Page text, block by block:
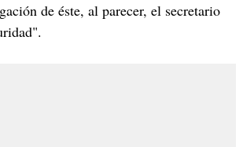
de éste, al parecer, el secretario